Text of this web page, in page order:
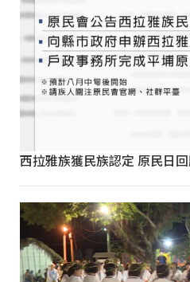
西拉雅族獲民族認定 原民日